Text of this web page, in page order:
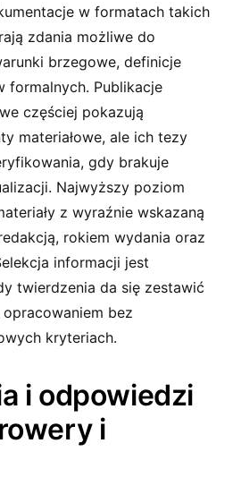
w formatach takich
zdania możliwe do
brzegowe, definicje
formalnych. Publikacje
częściej pokazują
materiałowe, ale ich tezy
gdy brakuje
Najwyższy poziom
z wyraźnie wskazaną
rokiem wydania oraz
informacji jest
twierdzenia da się zestawić
bez
kryteriach.
i odpowiedzi
i